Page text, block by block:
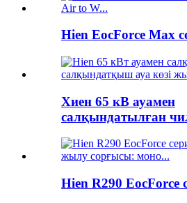
Hien EocForce Max
Хиен 65 кВ ауамен
салқындатылған
Hien R290 EocForce